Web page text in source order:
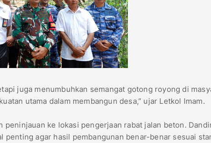
juga menumbuhkan semangat gotong royong di
utama dalam membangun desa,” ujar Letkol Imam.
ke lokasi pengerjaan rabat jalan beton.
penting agar hasil pembangunan benar-benar sesuai